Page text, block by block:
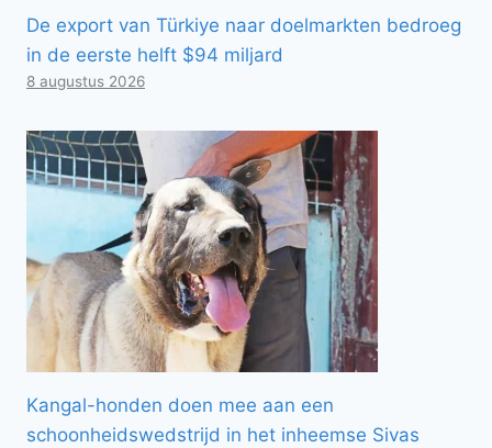
De export van Türkiye naar doelmarkten bedroeg
in de eerste helft $94 miljard
8 augustus 2026
Kangal-honden doen mee aan een
schoonheidswedstrijd in het inheemse Sivas